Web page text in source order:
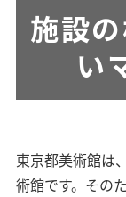
施設
い
東京都美術館は
術館です。その